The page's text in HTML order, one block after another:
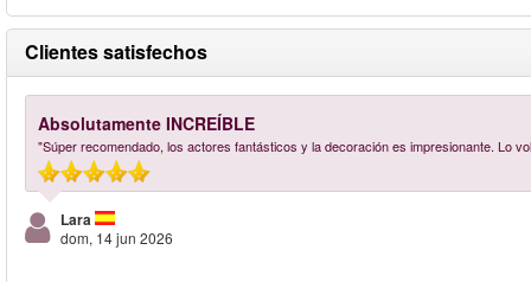
Clientes satisfechos
Absolutamente INCREÍBLE
"Súper recomendado, los actores fantásticos y la decoración es impresionante. Lo
Lara
dom, 14 jun 2026